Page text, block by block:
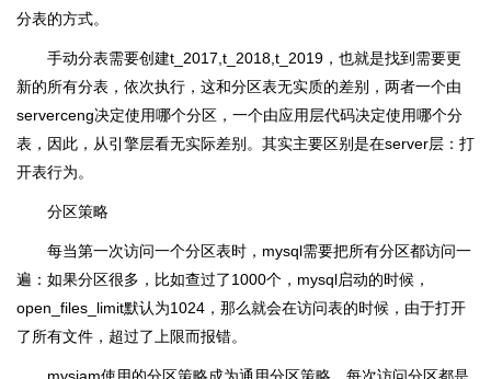
分表的方式。
手动分表需要创建t_2017,t_2018,t_2019，也就是找到需要更
新的所有分表，依次执行，这和分区表无实质的差别，两者一个由
serverceng决定使用哪个分区，一个由应用层代码决定使用哪个分
表，因此，从引擎层看无实际差别。其实主要区别是在server层：打
开表行为。
分区策略
每当第一次访问一个分区表时，mysql需要把所有分区都访问一
遍：如果分区很多，比如查过了1000个，mysql启动的时候，
open_files_limit默认为1024，那么就会在访问表的时候，由于打开
了所有文件，超过了上限而报错。